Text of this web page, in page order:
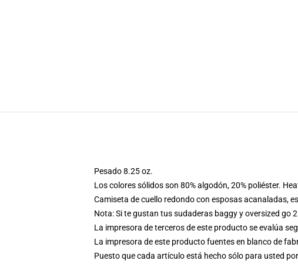
Pesado 8.25 oz.
Los colores sólidos son 80% algodón, 20% poliéster.
Camiseta de cuello redondo con esposas acanaladas,
Nota: Si te gustan tus sudaderas baggy y oversized go
La impresora de terceros de este producto se evalúa
La impresora de este producto fuentes en blanco de
Puesto que cada artículo está hecho sólo para usted